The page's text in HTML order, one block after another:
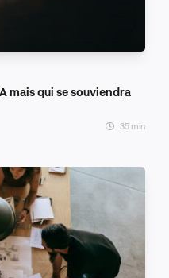
mais qui se souviendra
35 min